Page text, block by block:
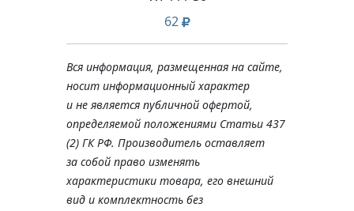
62
Вся информация, размещенная на сайте,
носит информационный характер
и не является публичной офертой,
определяемой положениями Статьи 437
(2) ГК РФ. Производитель оставляет
за собой право изменять
характеристики товара, его внешний
вид и комплектность без